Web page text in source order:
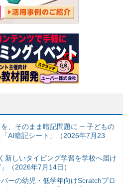
、そのまま暗記問題に ─ 子どもの
AI暗記シート」（2026年7月23
新しいタイピング学習を学校へ届け
（2026年7月14日）
ーの幼児・低学年向けScratchプロ